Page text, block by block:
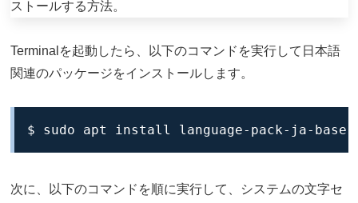
Terminalを起動したら、以下のコマンドを実行して日本語
関連のパッケージをインストールします。
$ sudo apt install language-pack-ja-base
次に、以下のコマンドを順に実行して、システムの文字セ